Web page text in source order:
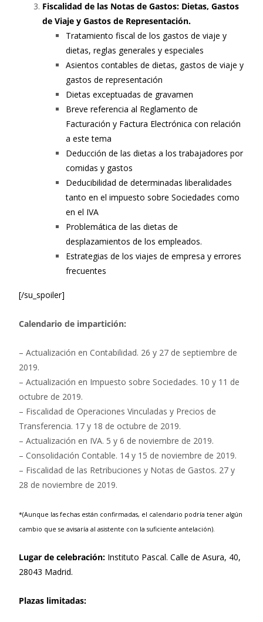
Fiscalidad de las Notas de Gastos: Dietas, Gastos
de Viaje y Gastos de Representación.
Tratamiento fiscal de los gastos de viaje y
dietas, reglas generales y especiales
Asientos contables de dietas, gastos de viaje y
gastos de representación
Dietas exceptuadas de gravamen
Breve referencia al Reglamento de
Facturación y Factura Electrónica con relación
a este tema
Deducción de las dietas a los trabajadores por
comidas y gastos
Deducibilidad de determinadas liberalidades
tanto en el impuesto sobre Sociedades como
en el IVA
Problemática de las dietas de
desplazamientos de los empleados.
Estrategias de los viajes de empresa y errores
frecuentes
[/su_spoiler]
Calendario de impartición:
– Actualización en Contabilidad. 26 y 27 de septiembre de
2019.
– Actualización en Impuesto sobre Sociedades. 10 y 11 de
octubre de 2019.
– Fiscalidad de Operaciones Vinculadas y Precios de
Transferencia. 17 y 18 de octubre de 2019.
– Actualización en IVA. 5 y 6 de noviembre de 2019.
– Consolidación Contable. 14 y 15 de noviembre de 2019.
– Fiscalidad de las Retribuciones y Notas de Gastos. 27 y
28 de noviembre de 2019.
*(Aunque las fechas están confirmadas, el calendario podría tener algún
cambio que se avisaría al asistente con la suficiente antelación).
Lugar de celebración: Instituto Pascal. Calle de Asura, 40,
28043 Madrid.
Plazas limitadas: